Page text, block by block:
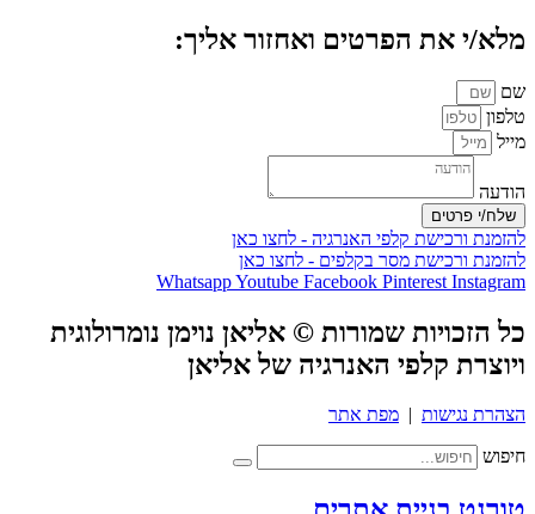
מלא/י את הפרטים ואחזור אליך:
שם
טלפון
מייל
הודעה
שלח/י פרטים
להזמנת ורכישת קלפי האנרגיה - לחצו כאן
להזמנת ורכישת מסר בקלפים - לחצו כאן
WhatsappYoutube Facebook Pinterest Instagram
כל הזכויות שמורות © אליאן נוימן נומרולוגית
ויוצרת קלפי האנרגיה של אליאן
הצהרת נגישות מפת אתר
חיפוש